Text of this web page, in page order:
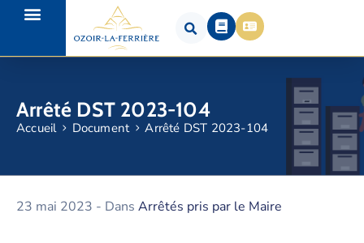
Arrêté DST 2023-104
Accueil Document Arrêté DST 2023-104
23 mai 2023 - Dans Arrêtés pris par le Maire